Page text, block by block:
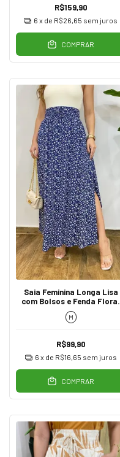
R$159,90
6 x de R$26,65 sem juros
COMPRAR
Saia Feminina Longa Lisa
com Bolsos e Fenda Floral
Azul
M
R$99,90
6 x de R$16,65 sem juros
COMPRAR